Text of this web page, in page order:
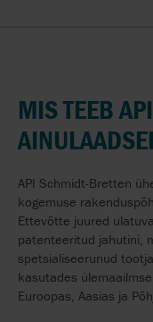
MIS TEEB
API Schmidt-Bretten
kogemuse
Ettevõtte juured
patenteeritud jahutini,
spetsialiseerunud
kasutades
Euroopas, Aasias ja